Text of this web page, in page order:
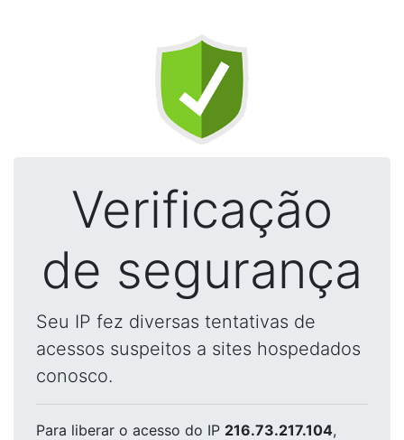
Verificação
de segurança
Seu IP fez diversas tentativas de
acessos suspeitos a sites hospedados
conosco.
Para liberar o acesso do IP 216.73.217.104,